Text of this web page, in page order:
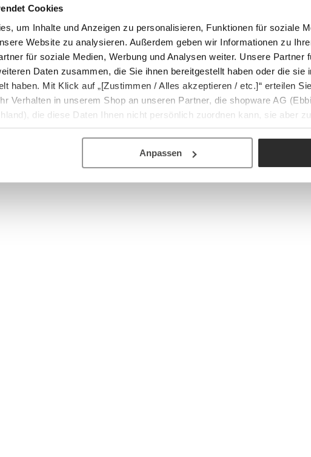
Cookies
um Inhalte und Anzeigen zu personalisieren, Funktionen für soziale
Website zu analysieren. Außerdem geben wir Informationen zu
für soziale Medien, Werbung und Analysen weiter. Unsere Partner
Daten zusammen, die Sie ihnen bereitgestellt haben oder die sie
haben. Mit Klick auf „[Zustimmen / Alles akzeptieren / etc.]“ erteilen
Verhalten in unserem Shop an unseren Partner, die shopware AG
die diese Daten Ihnen nicht persönlich zuordnen kann, sie aber
Marktverhaltensanalysen) verarbeiten darf.
Anpassen